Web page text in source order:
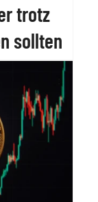
trotz
sollten